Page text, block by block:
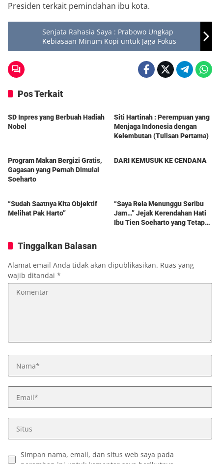
Presiden terkait pemindahan ibu kota.
Senjata Rahasia Saya : Prabowo Ungkap
Kebiasaan Minum Kopi untuk Jaga Fokus
Pos Terkait
Berita
SD Inpres yang Berbuah Hadiah
Nobel
Siti Hartinah : Perempuan yang
Menjaga Indonesia dengan
Kelembutan (Tulisan Pertama)
Program Makan Bergizi Gratis,
Gagasan yang Pernah Dimulai
Soeharto
DARI KEMUSUK KE CENDANA
“Sudah Saatnya Kita Objektif
Melihat Pak Harto”
“Saya Rela Menunggu Seribu
Jam…” Jejak Kerendahan Hati
Ibu Tien Soeharto yang Tetap
Tinggalkan Balasan
Alamat email Anda tidak akan dipublikasikan. Ruas yang
wajib ditandai *
Simpan nama, email, dan situs web saya pada